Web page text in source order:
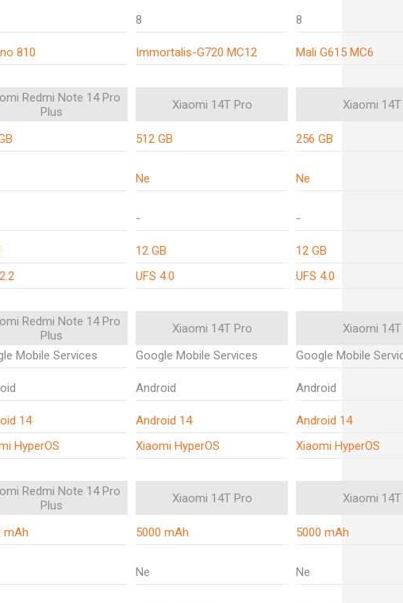
8 8
810 Immortalis-G720 MC12 Mali G615 MC6
Redmi Note 14 Pro
Plus
Xiaomi 14T Pro
Xiaomi 14T
512 GB 256 GB
Ne Ne
- -
12 GB
12 GB
UFS 4.0 UFS 4.0
Redmi Note 14 Pro
Plus
Xiaomi 14T Pro
Xiaomi 14T
Mobile Services Google Mobile Services
Google Mobile
Android Android
14 Android 14
Android 14
HyperOS Xiaomi HyperOS Xiaomi HyperOS
Redmi Note 14 Pro
Plus
Xiaomi 14T Pro
Xiaomi 14T
mAh 5000 mAh 5000 mAh
Ne Ne